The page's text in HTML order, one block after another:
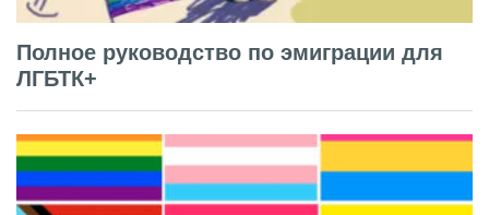
Полное руководство по эмиграции для
ЛГБТК+